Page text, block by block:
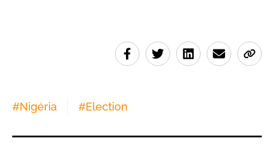
#Nigéria #Election